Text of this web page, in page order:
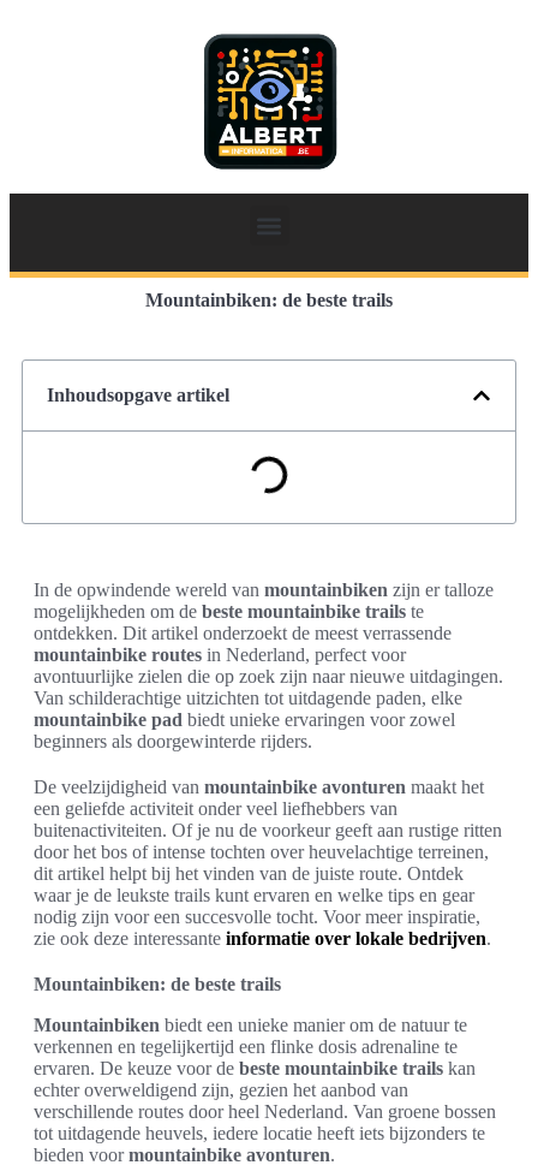
Mountainbiken: de beste trails
Inhoudsopgave artikel
In de opwindende wereld van mountainbiken zijn er talloze
mogelijkheden om de beste mountainbike trails te
ontdekken. Dit artikel onderzoekt de meest verrassende
mountainbike routes in Nederland, perfect voor
avontuurlijke zielen die op zoek zijn naar nieuwe uitdagingen.
Van schilderachtige uitzichten tot uitdagende paden, elke
mountainbike pad biedt unieke ervaringen voor zowel
beginners als doorgewinterde rijders.
De veelzijdigheid van mountainbike avonturen maakt het
een geliefde activiteit onder veel liefhebbers van
buitenactiviteiten. Of je nu de voorkeur geeft aan rustige ritten
door het bos of intense tochten over heuvelachtige terreinen,
dit artikel helpt bij het vinden van de juiste route. Ontdek
waar je de leukste trails kunt ervaren en welke tips en gear
nodig zijn voor een succesvolle tocht. Voor meer inspiratie,
zie ook deze interessante informatie over lokale bedrijven.
Mountainbiken: de beste trails
Mountainbiken biedt een unieke manier om de natuur te
verkennen en tegelijkertijd een flinke dosis adrenaline te
ervaren. De keuze voor de beste mountainbike trails kan
echter overweldigend zijn, gezien het aanbod van
verschillende routes door heel Nederland. Van groene bossen
tot uitdagende heuvels, iedere locatie heeft iets bijzonders te
bieden voormountainbike avonturen.